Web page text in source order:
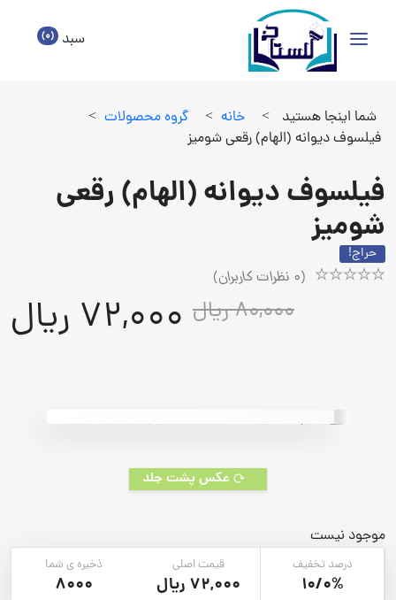
سبد (0)
شما اینجا هستید > خانه > گروه محصولات >
فیلسوف دیوانه (الهام) رقعی شومیز
فیلسوف دیوانه (الهام) رقعی
شومیز
حراج!
(
0 نظرات کاربران)
80,000 ریال 72,000 ریال
عکس پشت جلد
موجود نیست
درصد تخفیف
10/0%
قیمت اصلی
72,000 ریال
ذخیره ی شما
8000